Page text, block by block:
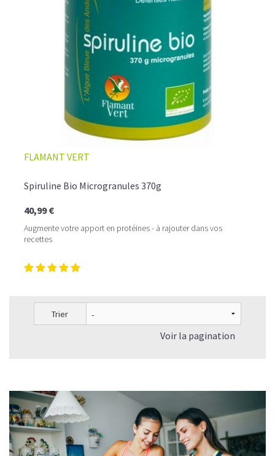
FLAMANT VERT
Spiruline Bio Microgranules 370g
40,99 €
Augmente votre apport en protéines - à rajouter dans vos
recettes
Trier
Voir la pagination